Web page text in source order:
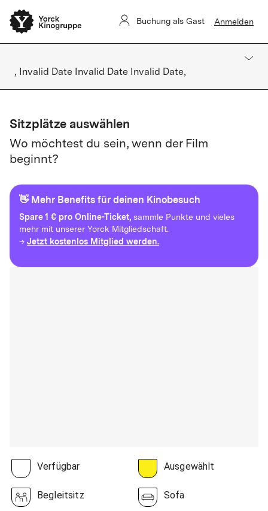
Buchung als Gast Anmelden
, Invalid Date Invalid Date Invalid Date,
Sitzplätze auswählen
Wo möchtest du sein, wenn der Film
beginnt?
👋 Mehr Benefits für deinen Kinobesuch
Spare1 € pro Online-Ticket, sammle Punkte und vieles
mehr mit unserer Yorck Mitgliedschaft.
→ Jetzt kostenlos Mitglied werden.
Verfügbar Ausgewählt
Begleitsitz Sofa